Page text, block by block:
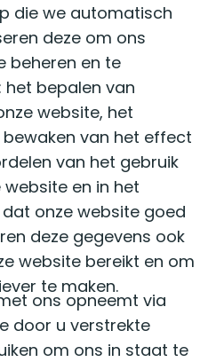
die we automatisch
deze om ons
beheren en te
bepalen van
website, het
van het effect
van het gebruik
en in het
onze website goed
deze gegevens ook
website bereikt en om
te maken.
ons opneemt via
door u verstrekte
om ons in staat te